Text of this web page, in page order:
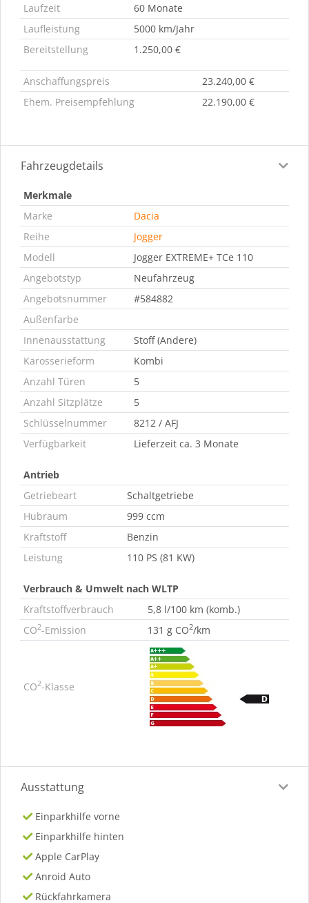
Laufzeit
60 Monate
Laufleistung
5000 km/Jahr
Bereitstellung
1.250,00 €
Anschaffungspreis
23.240,00 €
Ehem. Preisempfehlung
22.190,00 €
Fahrzeugdetails
Merkmale
Marke
Dacia
Reihe
Jogger
Modell
Jogger EXTREME+ TCe 110
Angebotstyp
Neufahrzeug
Angebotsnummer
#584882
Außenfarbe
Innenausstattung
Stoff (Andere)
Karosserieform
Kombi
Anzahl Türen
5
Anzahl Sitzplätze
5
Schlüsselnummer
8212 / AFJ
Verfügbarkeit
Lieferzeit ca. 3 Monate
Antrieb
Getriebeart
Schaltgetriebe
Hubraum
999 ccm
Kraftstoff
Benzin
Leistung
110 PS (81 KW)
Verbrauch & Umwelt nach WLTP
Kraftstoffverbrauch
5,8 l/100 km (komb.)
CO2-Emission 131 g CO2/km
CO2-Klasse
Ausstattung
Einparkhilfe vorne
Einparkhilfe hinten
Apple CarPlay
Anroid Auto
Rückfahrkamera